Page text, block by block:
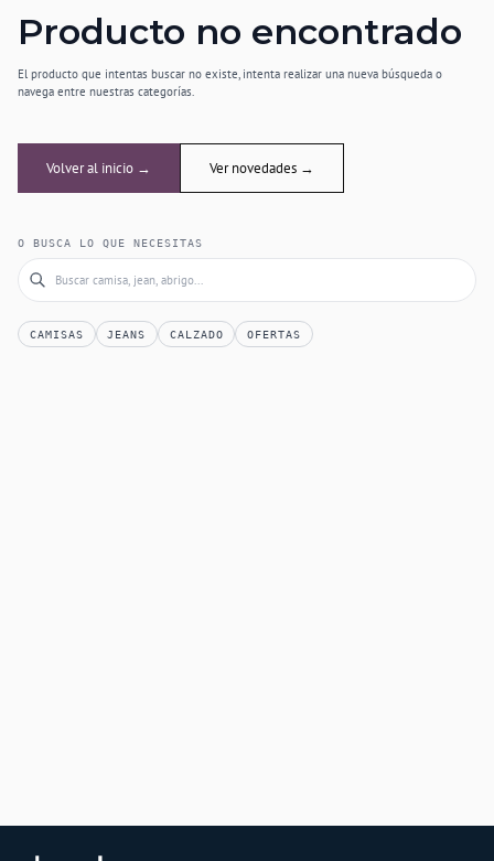
Producto no encontrado
El producto que intentas buscar no existe, intenta realizar una nueva búsqueda o
navega entre nuestras categorías.
Volver al inicio → Ver novedades →
O BUSCA LO QUE NECESITAS
CAMISAS JEANS CALZADO OFERTAS